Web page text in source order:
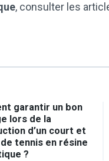
, consulter les
garantir un bon
lors de la
d’un court et
tennis en résine
?